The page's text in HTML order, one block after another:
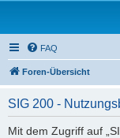
FAQ
Foren-Übersicht
SIG 200 -
Mit dem Zugriff auf